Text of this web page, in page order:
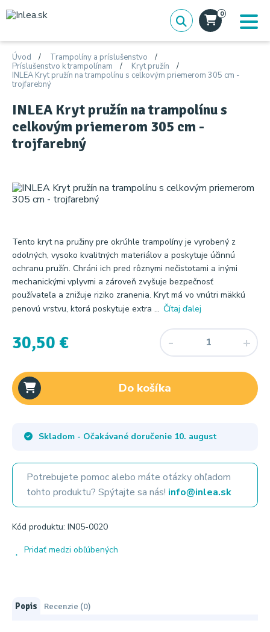
0
Úvod
Trampolíny a príslušenstvo
Príslušenstvo k trampolínam
Kryt pružín
INLEA Kryt pružín na trampolínu s celkovým priemerom 305 cm -
trojfarebný
INLEA Kryt pružín na trampolínu s
celkovým priemerom 305 cm -
trojfarebný
Tento kryt na pružiny pre okrúhle trampolíny je vyrobený z
odolných, vysoko kvalitných materiálov a poskytuje účinnú
ochranu pružín. Chráni ich pred rôznymi nečistotami a inými
mechanickými vplyvmi a zároveň zvyšuje bezpečnosť
používateľa a znižuje riziko zranenia. Kryt má vo vnútri mäkkú
penovú vrstvu, ktorá poskytuje extra ... Čítaj ďalej
30,50 €
Do košíka
Skladom - Očakávané doručenie 10. august
Potrebujete pomoc alebo máte otázky ohľadom
tohto produktu? Spýtajte sa nás! info@inlea.sk
Kód produktu: IN05-0020
Pridať medzi obľúbených
Popis Recenzie (0)